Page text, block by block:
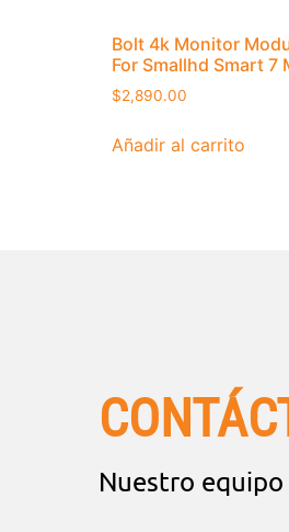
Bolt 4k Monitor
For Smallhd Smart 7
$2,890.00
Añadir al carrito
Nuestro